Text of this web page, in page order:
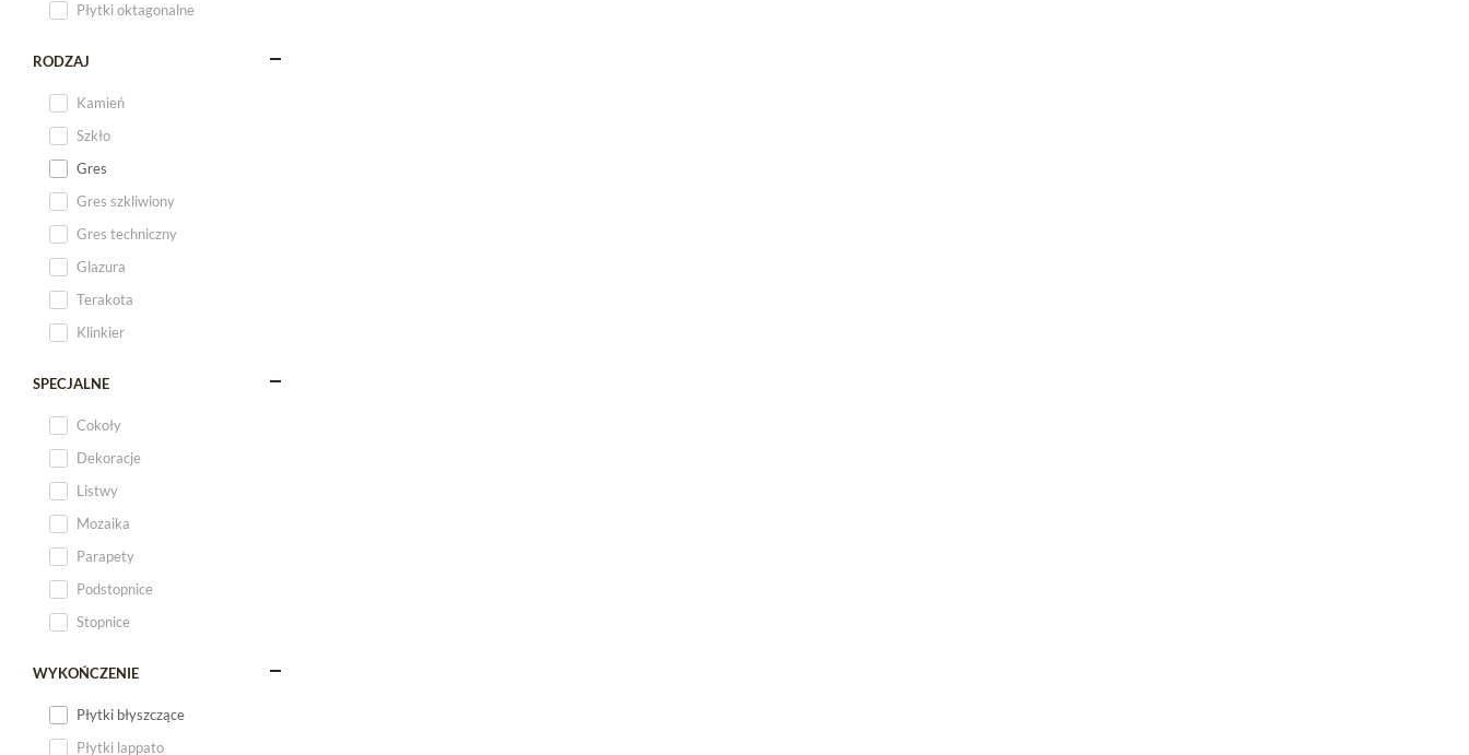
Płytki oktagonalne
RODZAJ
Kamień
Szkło
Gres
Gres szkliwiony
Gres techniczny
Glazura
Terakota
Klinkier
SPECJALNE
Cokoły
Dekoracje
Listwy
Mozaika
Parapety
Podstopnice
Stopnice
WYKOŃCZENIE
Płytki błyszczące
Płytki lappato